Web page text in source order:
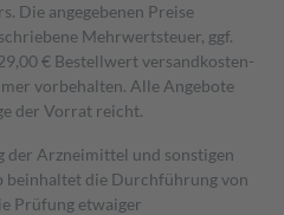
Die angegebenen Preise
Mehrwertsteuer, ggf.
€ Bestell­wert versand­kosten­
vorbehalten. Alle Angebote
der Vorrat reicht.
der Arzneimittel und sonstigen
beinhaltet die Durchführung von
Prüfung etwaiger